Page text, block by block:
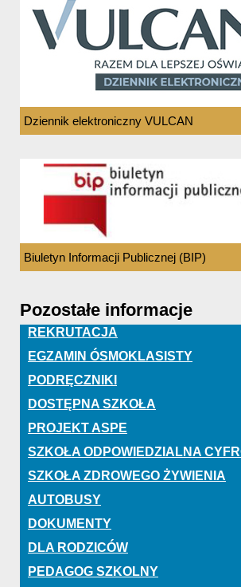
Dziennik elektroniczny VULCAN
Biuletyn Informacji Publicznej (BIP)
Pozostałe informacje
REKRUTACJA
EGZAMIN ÓSMOKLASISTY
PODRĘCZNIKI
DOSTĘPNA SZKOŁA
PROJEKT ASPE
SZKOŁA ODPOWIEDZIALNA
SZKOŁA ZDROWEGO ŻYWIENIA
AUTOBUSY
DOKUMENTY
DLA RODZICÓW
PEDAGOG SZKOLNY